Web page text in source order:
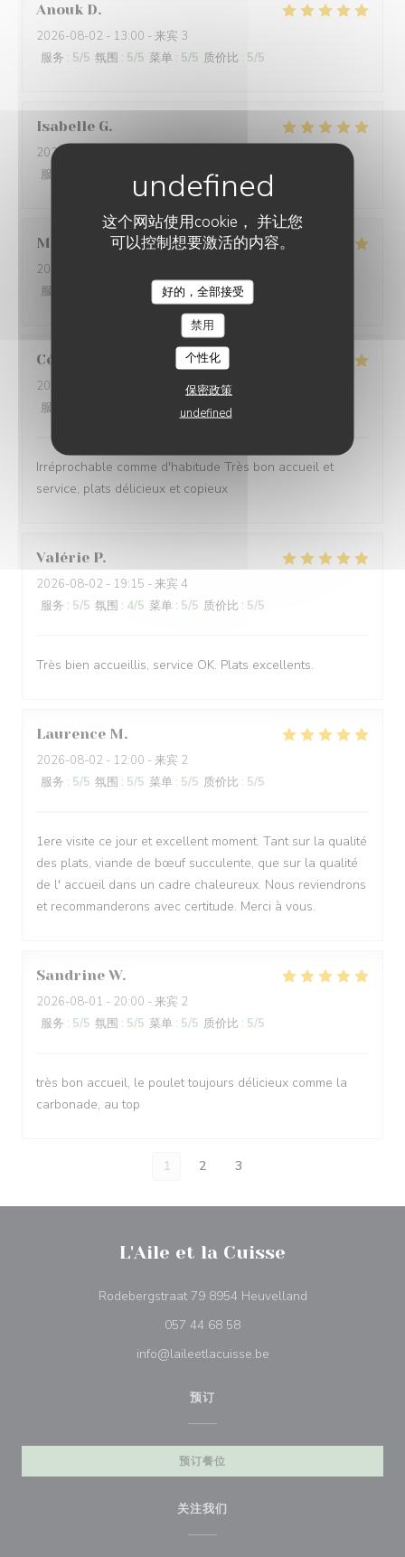
这个网站使用cookie， 并让您
可以控制想要激活的内容。
好的，全部接受
禁用
个性化
保密政策
undefined
Anouk D
2026-08-02 - 13:00 - 来宾 3
服务 : 5/5 氛围 : 5/5 菜单 : 5/5 质价比 : 5/5
Isabelle G
2026-08-01
服务
4 质价比
Mathéo
2026-07-31
服务
菜单:5 /5 质价比:
Céline
2026-08-02
- 12:30 - 来宾 6
服务
5/5 质价比
Irréprochable comme d'habitude Très bon accueil et
service, plats délicieux et copieux
Valérie P
2026-08-02 - 19:15 - 来宾 4
服务 : 5/5 氛围 : 4/5 菜单 : 5/5 质价比 : 5/5
Très bien accueillis, service OK. Plats excellents.
Laurence M
2026-08-02 - 12:00 - 来宾 2
服务 : 5/5 氛围 : 5/5 菜单 : 5/5 质价比 : 5/5
1ere visite ce jour et excellent moment. Tant sur la qualité
des plats, viande de bœuf succulente, que sur la qualité
de l' accueil dans un cadre chaleureux. Nous reviendrons
et recommanderons avec certitude. Merci à vous.
Sandrine W
2026-08-01 - 20:00 - 来宾 2
服务 : 5/5 氛围 : 5/5 菜单 : 5/5 质价比 : 5/5
très bon accueil, le poulet toujours délicieux comme la
carbonade, au top
1 2 3
L'Aile et la Cuisse
Rodebergstraat 79 8954 Heuvelland((在新窗口中打开
057 44 68 58
info@laileetlacuisse.be
预订
预订餐位
关注我们
L'AILE ET LA CUISSE